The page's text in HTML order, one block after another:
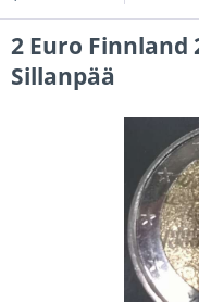
2 Euro Finnland
Sillanpää